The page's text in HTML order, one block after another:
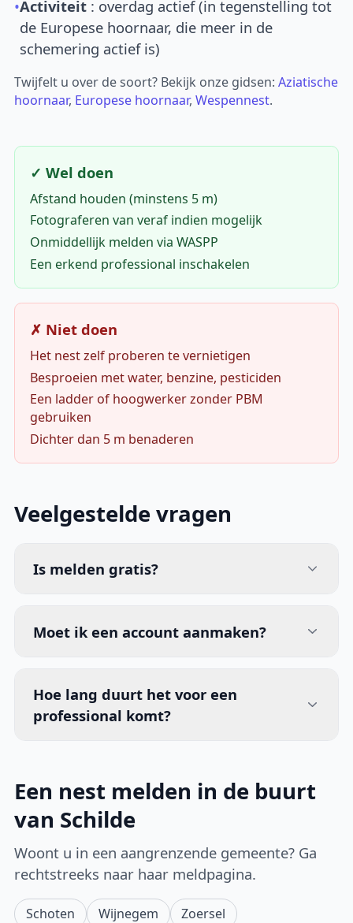
•Activiteit : overdag actief (in tegenstelling tot
de Europese hoornaar, die meer in de
schemering actief is)
Twijfelt u over de soort? Bekijk onze gidsen:Aziatische
hoornaar, Europese hoornaar,Wespennest.
✓ Wel doen
Afstand houden (minstens 5 m)
Fotograferen van veraf indien mogelijk
Onmiddellijk melden via WASPP
Een erkend professional inschakelen
✗ Niet doen
Het nest zelf proberen te vernietigen
Besproeien met water, benzine, pesticiden
Een ladder of hoogwerker zonder PBM
gebruiken
Dichter dan 5 m benaderen
Veelgestelde vragen
Is melden gratis?
Moet ik een account aanmaken?
Hoe lang duurt het voor een
professional komt?
Een nest melden in de buurt
van Schilde
Woont u in een aangrenzende gemeente? Ga
rechtstreeks naar haar meldpagina.
Schoten Wijnegem
Zoersel